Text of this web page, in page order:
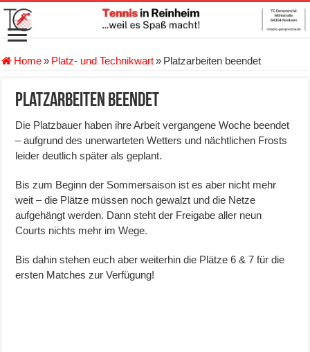
Home» Platz- und Technikwart» Platzarbeiten beendet
Platzarbeiten beendet
Die Platzbauer haben ihre Arbeit vergangene Woche beendet
– aufgrund des unerwarteten Wetters und nächtlichen Frosts
leider deutlich später als geplant.
Bis zum Beginn der Sommersaison ist es aber nicht mehr
weit – die Plätze müssen noch gewalzt und die Netze
aufgehängt werden. Dann steht der Freigabe aller neun
Courts nichts mehr im Wege.
Bis dahin stehen euch aber weiterhin die Plätze 6 & 7 für die
ersten Matches zur Verfügung!